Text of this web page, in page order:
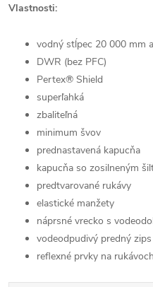
Vlastnosti:
vodný stĺpec 20 000 mm
DWR (bez PFC)
Pertex® Shield
superľahká
zbaliteľná
minimum švov
prednastavená kapucňa
kapucňa so zosilneným
predtvarované rukávy
elastické manžety
náprsné vrecko s
vodeodpudivý predný zips
reflexné prvky na rukávoch